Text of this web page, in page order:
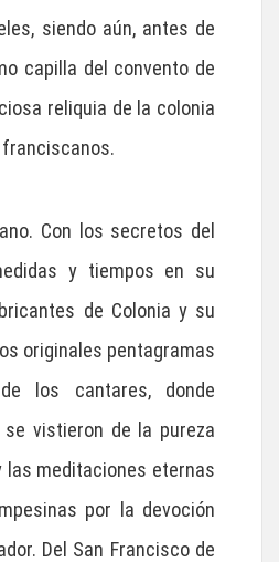
siendo aún, antes de
capilla del convento de
reliquia de la colonia
Con los secretos del
y tiempos en su
de Colonia y su
originales pentagramas
los cantares, donde
vistieron de la pureza
las meditaciones eternas
por la devoción
Del San Francisco de